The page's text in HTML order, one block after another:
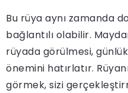
Bu rüya aynı zamanda
bağlantılı olabilir.
rüyada görülmesi,
önemini hatırlatır.
görmek, sizi